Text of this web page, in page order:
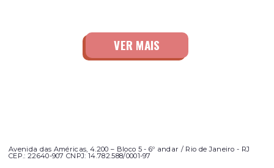
Avenida das Américas, 4.200 – Bloco 5 - 6º andar / Rio de Janeiro - RJ
CEP.: 22640-907 CNPJ: 14.782.588/0001-97